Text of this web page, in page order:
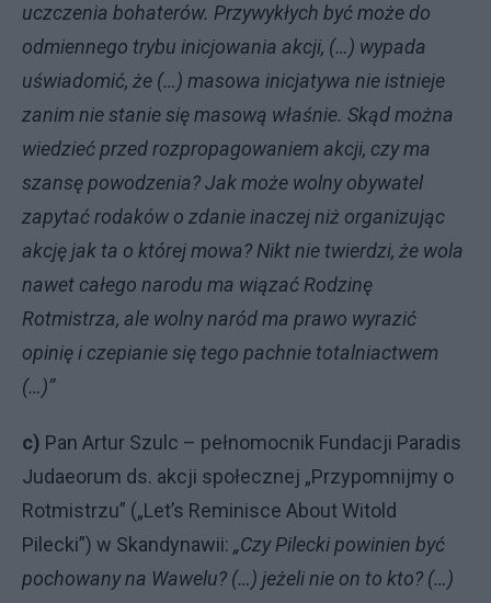
uczczenia bohaterów. Przywykłych być może do
odmiennego trybu inicjowania akcji, (…) wypada
uświadomić, że (…) masowa inicjatywa nie istnieje
zanim nie stanie się masową właśnie. Skąd można
wiedzieć przed rozpropagowaniem akcji, czy ma
szansę powodzenia? Jak może wolny obywatel
zapytać rodaków o zdanie inaczej niż organizując
akcję jak ta o której mowa? Nikt nie twierdzi, że wola
nawet całego narodu ma wiązać Rodzinę
Rotmistrza, ale wolny naród ma prawo wyrazić
opinię i czepianie się tego pachnie totalniactwem
(…)”
c) Pan Artur Szulc – pełnomocnik Fundacji Paradis
Judaeorum ds. akcji społecznej „Przypomnijmy o
Rotmistrzu” („Let’s Reminisce About Witold
Pilecki”) w Skandynawii: „Czy Pilecki powinien być
pochowany na Wawelu? (…) jeżeli nie on to kto? (…)